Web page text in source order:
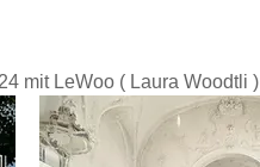
mit LeWoo ( Laura Woodtli )